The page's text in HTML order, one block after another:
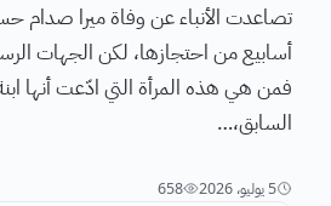
تصاعدت الأنباء عن وفاة ميرا صدام
أسابيع من احتجازها، لكن الجهات
فمن هي هذه المرأة التي ادّعت أنها
السابق،…
5 يوليو، 2026 658